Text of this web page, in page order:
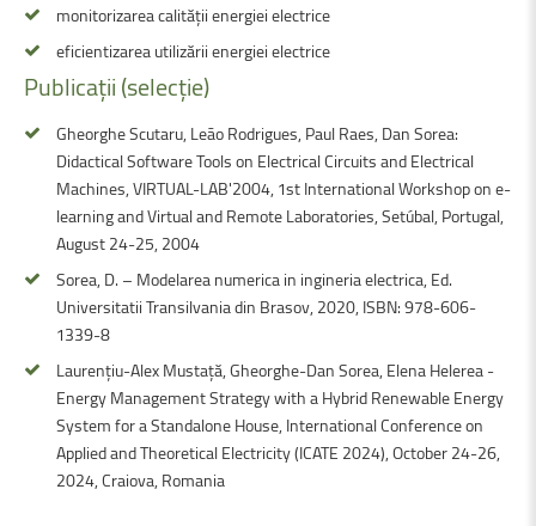
monitorizarea calității energiei electrice
eficientizarea utilizării energiei electrice
Publicații(selecție)
Gheorghe Scutaru, Leão Rodrigues, Paul Raes, Dan Sorea:
Didactical Software Tools on Electrical Circuits and Electrical
Machines, VIRTUAL-LAB'2004, 1st International Workshop on e-
learning and Virtual and Remote Laboratories, Setúbal, Portugal,
August 24-25, 2004
Sorea, D. – Modelarea numerica in ingineria electrica, Ed.
Universitatii Transilvania din Brasov, 2020, ISBN: 978-606-
1339-8
Laurențiu-Alex Mustață, Gheorghe-Dan Sorea, Elena Helerea -
Energy Management Strategy with a Hybrid Renewable Energy
System for a Standalone House, International Conference on
Applied and Theoretical Electricity (ICATE 2024), October 24-26,
2024, Craiova, Romania